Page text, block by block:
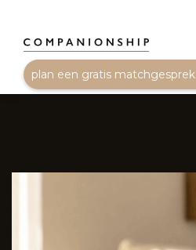
plan een gratis matchgesprek